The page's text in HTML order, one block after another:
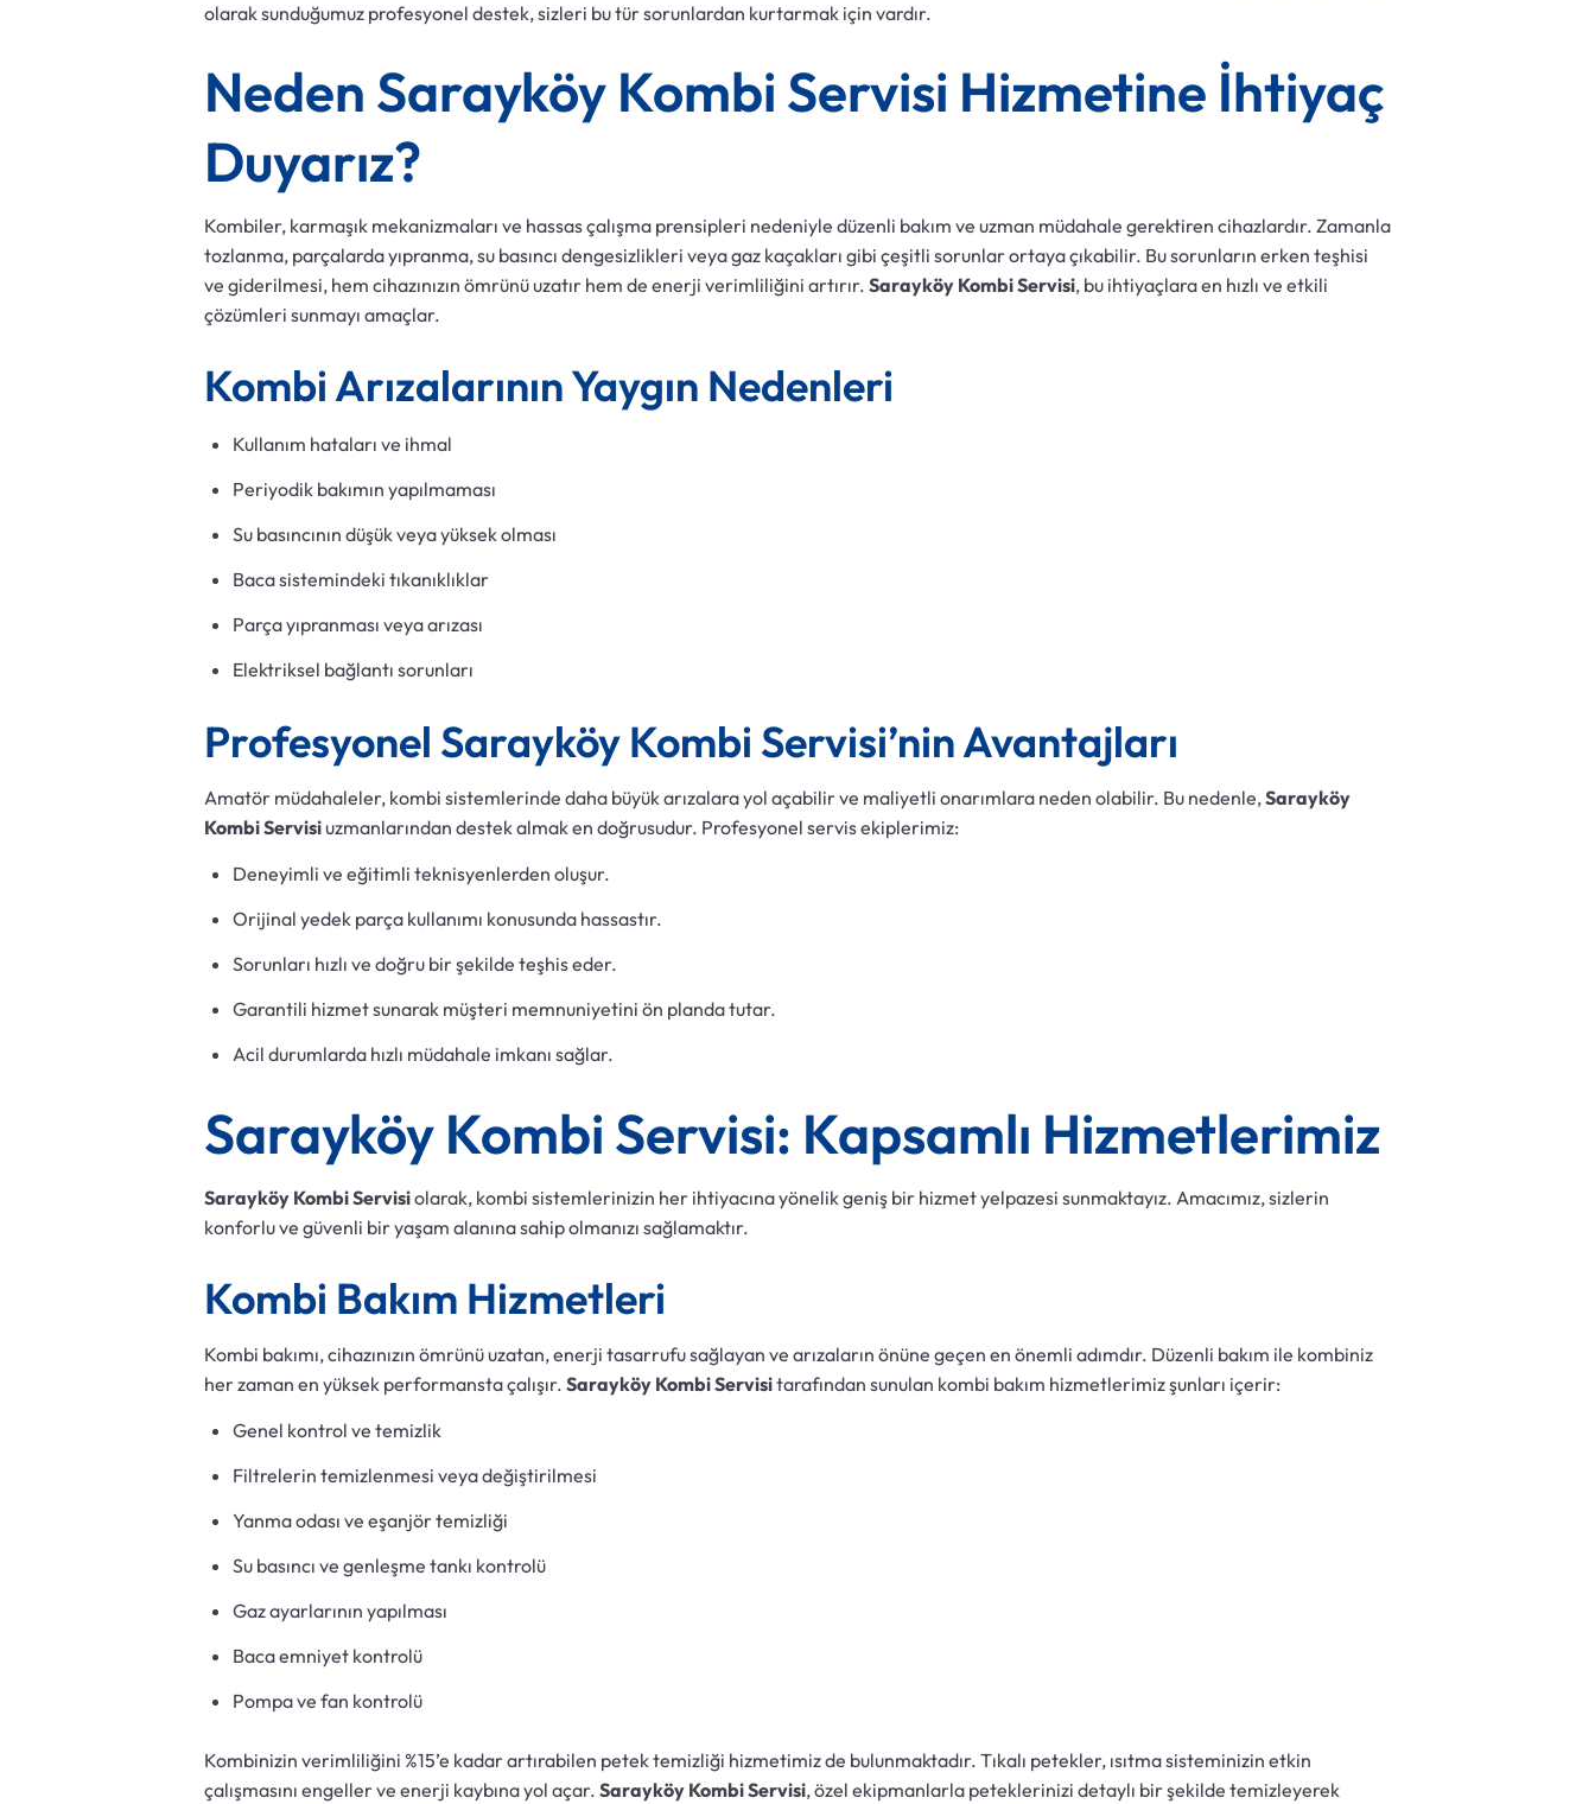
olarak sunduğumuz profesyonel destek, sizleri bu tür sorunlardan kurtarmak için vardır.
Neden Sarayköy Kombi Servisi Hizmetine İhtiyaç
Duyarız?
Kombiler, karmaşık mekanizmaları ve hassas çalışma prensipleri nedeniyle düzenli bakım ve uzman müdahale gerektiren cihazlardır. Zamanla
tozlanma, parçalarda yıpranma, su basıncı dengesizlikleri veya gaz kaçakları gibi çeşitli sorunlar ortaya çıkabilir. Bu sorunların erken teşhisi
ve giderilmesi, hem cihazınızın ömrünü uzatır hem de enerji verimliliğini artırır. Sarayköy Kombi Servisi, bu ihtiyaçlara en hızlı ve etkili
çözümleri sunmayı amaçlar.
Kombi Arızalarının Yaygın Nedenleri
Kullanım hataları ve ihmal
Periyodik bakımın yapılmaması
Su basıncının düşük veya yüksek olması
Baca sistemindeki tıkanıklıklar
Parça yıpranması veya arızası
Elektriksel bağlantı sorunları
Profesyonel Sarayköy Kombi Servisi’nin Avantajları
Amatör müdahaleler, kombi sistemlerinde daha büyük arızalara yol açabilir ve maliyetli onarımlara neden olabilir. Bu nedenle,Sarayköy
Kombi Servisiuzmanlarından destek almak en doğrusudur. Profesyonel servis ekiplerimiz:
Deneyimli ve eğitimli teknisyenlerden oluşur.
Orijinal yedek parça kullanımı konusunda hassastır.
Sorunları hızlı ve doğru bir şekilde teşhis eder.
Garantili hizmet sunarak müşteri memnuniyetini ön planda tutar.
Acil durumlarda hızlı müdahale imkanı sağlar.
Sarayköy Kombi Servisi: Kapsamlı Hizmetlerimiz
Sarayköy Kombi Servisiolarak, kombi sistemlerinizin her ihtiyacına yönelik geniş bir hizmet yelpazesi sunmaktayız. Amacımız, sizlerin
konforlu ve güvenli bir yaşam alanına sahip olmanızı sağlamaktır.
Kombi Bakım Hizmetleri
Kombi bakımı, cihazınızın ömrünü uzatan, enerji tasarrufu sağlayan ve arızaların önüne geçen en önemli adımdır. Düzenli bakım ile kombiniz
her zaman en yüksek performansta çalışır. Sarayköy Kombi Servisitarafından sunulan kombi bakım hizmetlerimiz şunları içerir:
Genel kontrol ve temizlik
Filtrelerin temizlenmesi veya değiştirilmesi
Yanma odası ve eşanjör temizliği
Su basıncı ve genleşme tankı kontrolü
Gaz ayarlarının yapılması
Baca emniyet kontrolü
Pompa ve fan kontrolü
Kombinizin verimliliğini %15’e kadar artırabilen petek temizliği hizmetimiz de bulunmaktadır. Tıkalı petekler, ısıtma sisteminizin etkin
çalışmasını engeller ve enerji kaybına yol açar. Sarayköy Kombi Servisi, özel ekipmanlarla peteklerinizi detaylı bir şekilde temizleyerek